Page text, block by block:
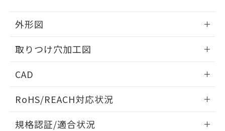
外形図
取りつけ穴加工図
CAD
ドすることができます。
RoHS/REACH対応状況
規格認証/適合状況
の共同利用に関して"
の「1.共同利
指します。
51物質の非含有証明書（当社基準）
※本証明書は発行日時点で非含有を証明す
るもので、過去に遡って非含有を証明する
また、RoHS指令のフタル酸エステル類４
物質の対応では、対応完了までの期間は出
既に当社にて対応品への在庫切替を完了
していることから、特段のことがない限
り、2022年1月12日より割愛しておりま
す。